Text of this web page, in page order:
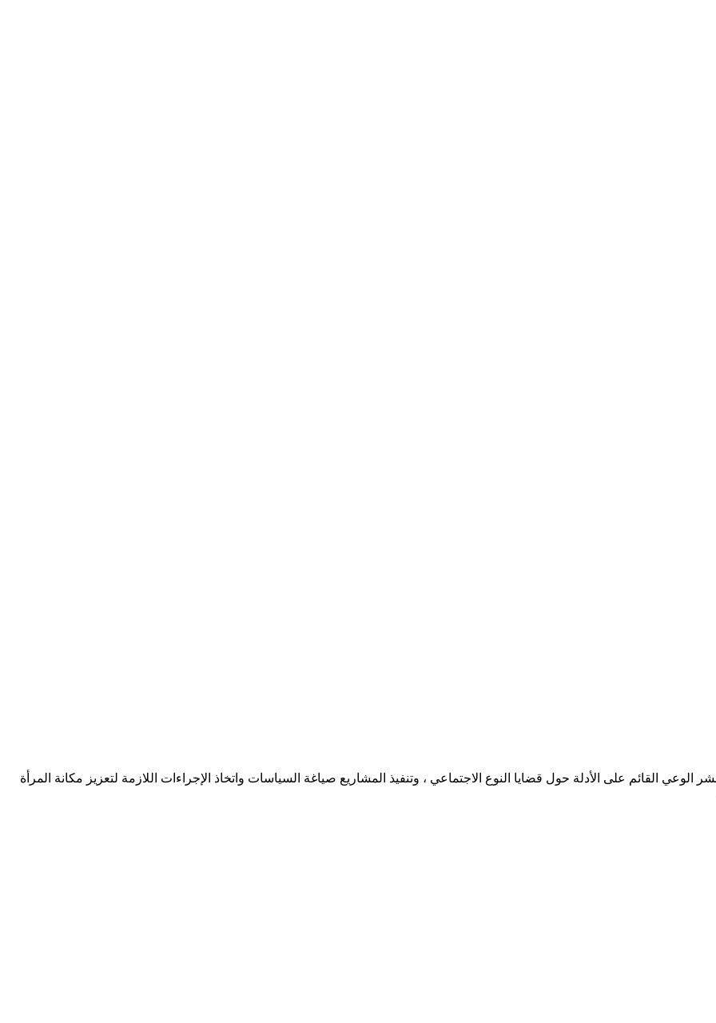
تدوين لدراسات النوع الاجتماعي في عام 2016 بهدف نشر الوعي القائم على الأدلة حول قضايا النوع الاجتماعي ، وتنفيذ المشاريع صياغة السياسات واتخاذ الإجراءات اللازمة لتعزيز مكانة المرأة